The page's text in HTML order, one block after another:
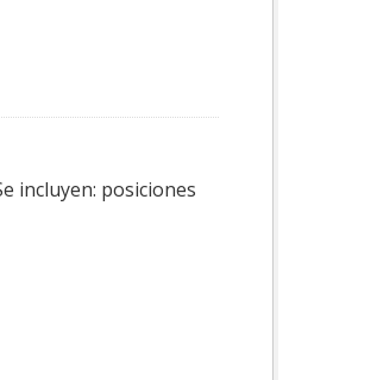
incluyen: posiciones